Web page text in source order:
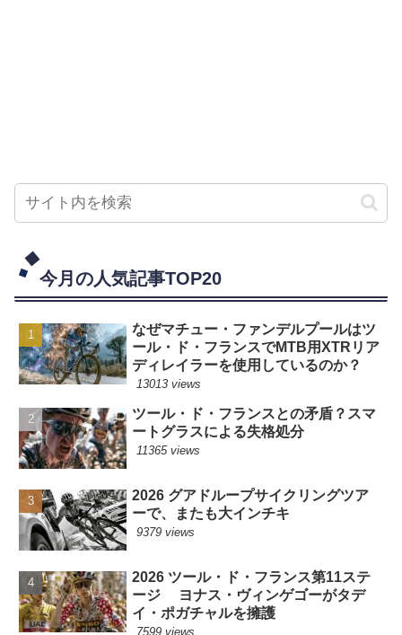
今月の人気記事TOP20
なぜマチュー・ファンデルプールはツ
ール・ド・フランスでMTB用XTRリア
ディレイラーを使用しているのか？
13013 views
ツール・ド・フランスとの矛盾？スマ
ートグラスによる失格処分
11365 views
2026 グアドループサイクリングツア
ーで、またも大インチキ
9379 views
2026 ツール・ド・フランス第11ステ
ージ ヨナス・ヴィンゲゴーがタデ
イ・ポガチャルを擁護
7599 views